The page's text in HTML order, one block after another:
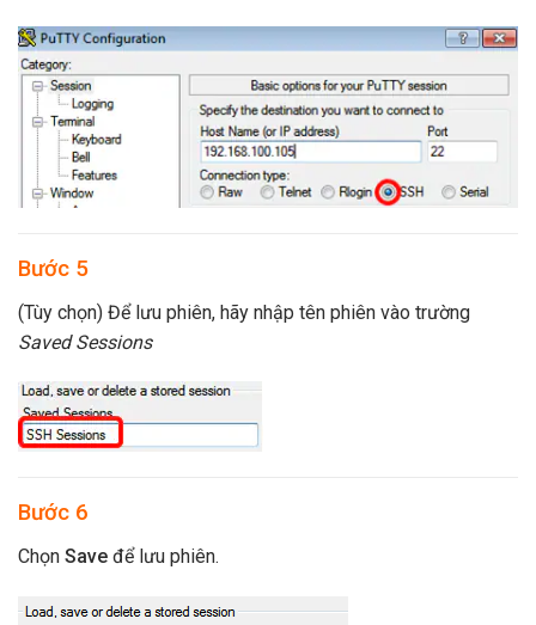
Bước 5
(Tùy chọn) Để lưu phiên, hãy nhập tên phiên vào trường
Saved Sessions
Bước 6
Chọn Save để lưu phiên.